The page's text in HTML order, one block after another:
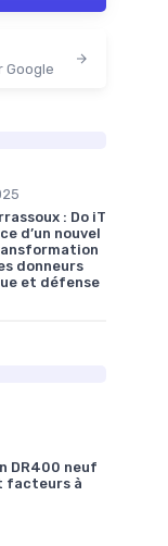
Google
: Do iT
d’un nouvel
donneurs
et défense
DR400 neuf
facteurs à